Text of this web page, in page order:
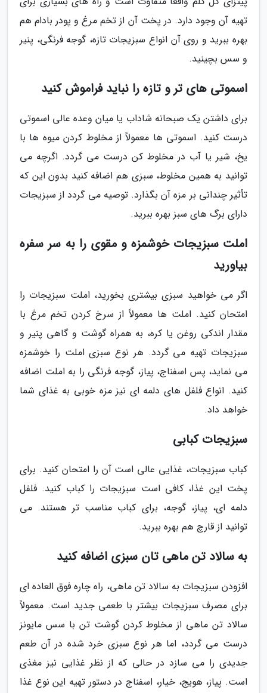
تهیه آن وجود دارد. در پخت آن از تخم مرغ و پودر بادام هم
بهره ببرید و روی آن انواع سبزیجات تازه، گوجه فرنگی، پنیر
و سس بچینید.
اسموتی های تر و تازه را نباید فراموش کنید
برای داشتن یک صبحانه شاداب یا میان وعده عالی اسموتی
درست کنید. اسموتی ها معمولاً از مخلوط کردن میوه ها با
یخ، شیر یا آب در مخلوط کن درست می گردد. اگرچه می
توانید به همین مخلوط، سبزی هم اضافه کنید بدون این که
تأثیر چندانی بر مزه آن بگذارد. توصیه می گردد از سبزیجات
دارای برگ های سبز بهره ببرید.
املت سبزیجات خوشمزه و مقوی را به سر سفره
بیاورید
اگر می خواهید سبزی بیشتری بخورید، املت سبزیجات را
امتحان کنید. املت ها معمولاً از سرخ کردن تخم مرغ با
مقدار اندکی روغن یا کره، به همراه گوشت و گاهی پنیر و
سبزیجات تهیه می گردد. هر نوع سبزی املت را خوشمزه
می نماید، پس اسفناج، پیاز، گوجه فرنگی را به املت اضافه
کنید. انواع فلفل های دلمه ای نیز مزه خوبی به غذای شما
خواهد داد.
سبزیجات کبابی
کباب سبزیجات، غذایی عالی است آن را امتحان کنید. برای
پخت این غذا، کافی است سبزیجات را کباب کنید. فلفل
دلمه ای، پیاز، گوجه، برای کباب مناسب تر هستند. می
توانید از قارچ هم بهره ببرید.
به سالاد تن ماهی تان سبزی اضافه کنید
افزودن سبزیجات به سالاد تن ماهی، راه چاره فوق العاده ای
برای مصرف سبزیجات بیشتر با طعمی جدید است. معمولاً
سالاد تن ماهی از مخلوط کردن گوشت تن با سس مایونز
درست می گردد، اما هر نوع سبزی خرد شده در آن طعم
جدیدی را می سازد در حالی که از نظر غذایی نیز مغذی
است. پیاز، هویج، خیار، اسفناج در دستور تهیه این نوع غذا